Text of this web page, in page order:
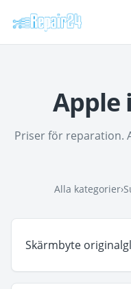
Apple
Priser för reparation.
Alla kategorier›
Skärmbyte